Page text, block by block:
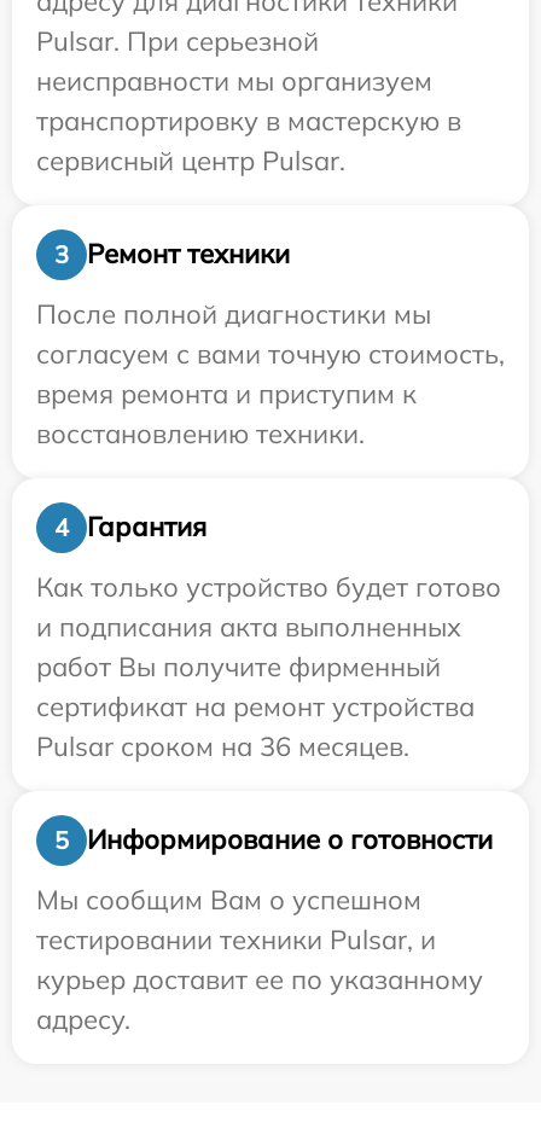
Pulsar. При серьезной
неисправности мы организуем
транспортировку в мастерскую в
сервисный центр Pulsar.
3
Ремонт техники
После полной диагностики мы
согласуем с вами точную стоимость,
время ремонта и приступим к
восстановлению техники.
4
Гарантия
Как только устройство будет готово
и подписания акта выполненных
работ Вы получите фирменный
сертификат на ремонт устройства
Pulsar сроком на 36 месяцев.
5
Информирование о готовности
Мы сообщим Вам о успешном
тестировании техники Pulsar, и
курьер доставит ее по указанному
адресу.